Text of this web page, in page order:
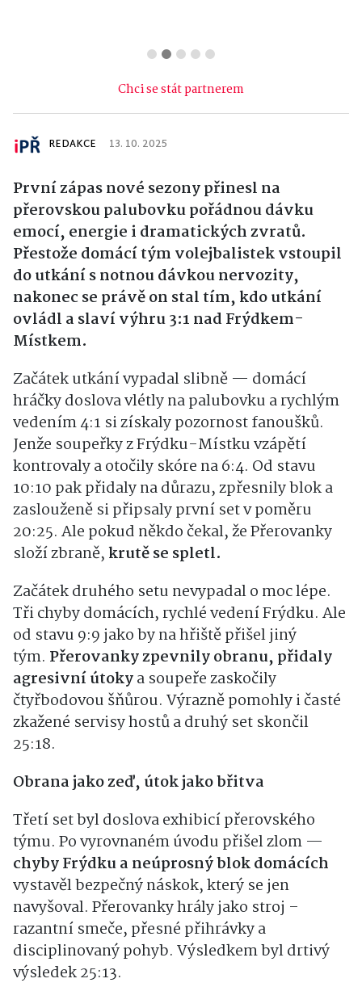
Chci se stát partnerem
REDAKCE 13. 10. 2025
První zápas nové sezony přinesl na
přerovskou palubovku pořádnou dávku
emocí, energie i dramatických zvratů.
Přestože domácí tým volejbalistek vstoupil
do utkání s notnou dávkou nervozity,
nakonec se právě on stal tím, kdo utkání
ovládl a slaví výhru 3:1 nad Frýdkem-
Místkem.
Začátek utkání vypadal slibně — domácí
hráčky doslova vlétly na palubovku a rychlým
vedením 4:1 si získaly pozornost fanoušků.
Jenže soupeřky z Frýdku-Místku vzápětí
kontrovaly a otočily skóre na 6:4. Od stavu
10:10 pak přidaly na důrazu, zpřesnily blok a
zaslouženě si připsaly první set v poměru
20:25. Ale pokud někdo čekal, že Přerovanky
složí zbraně,krutě se spletl.
Začátek druhého setu nevypadal o moc lépe.
Tři chyby domácích, rychlé vedení Frýdku. Ale
od stavu 9:9 jako by na hřiště přišel jiný
tým. Přerovanky zpevnily obranu, přidaly
agresivní útokya soupeře zaskočily
čtyřbodovou šňůrou. Výrazně pomohly i časté
zkažené servisy hostů a druhý set skončil
25:18.
Obrana jako zeď, útok jako břitva
Třetí set byl doslova exhibicí přerovského
týmu. Po vyrovnaném úvodu přišel zlom —
chyby Frýdku a neúprosný blok domácích
vystavěl bezpečný náskok, který se jen
navyšoval. Přerovanky hrály jako stroj –
razantní smeče, přesné přihrávky a
disciplinovaný pohyb. Výsledkem byl drtivý
výsledek 25:13.